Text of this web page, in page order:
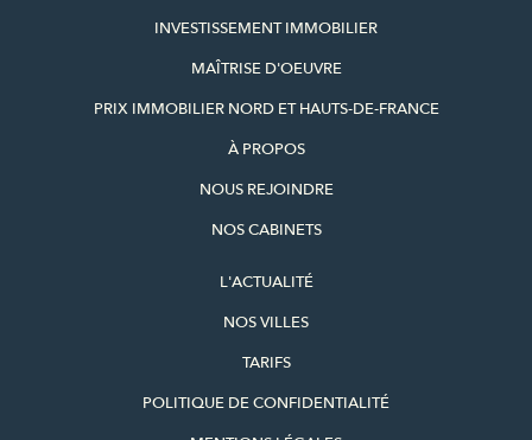
INVESTISSEMENT IMMOBILIER
MAÎTRISE D'OEUVRE
PRIX IMMOBILIER NORD ET HAUTS-DE-FRANCE
À PROPOS
NOUS REJOINDRE
NOS CABINETS
L'ACTUALITÉ
NOS VILLES
TARIFS
POLITIQUE DE CONFIDENTIALITÉ